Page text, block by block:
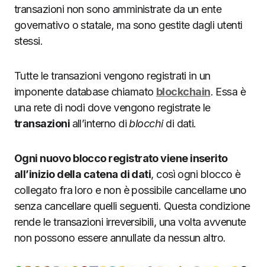
transazioni non sono amministrate da un ente
governativo o statale, ma sono gestite dagli utenti
stessi.
Tutte le transazioni vengono registrati in un
imponente database chiamato blockchain. Essa è
una rete di nodi dove vengono registrate le
transazioni all’interno diblocchidi dati.
Ogni nuovo blocco registrato viene inserito
all’inizio della catena di dati, così ogni blocco è
collegato fra loro e non è possibile cancellarne uno
senza cancellare quelli seguenti. Questa condizione
rende le transazioni irreversibili, una volta avvenute
non possono essere annullate da nessun altro.